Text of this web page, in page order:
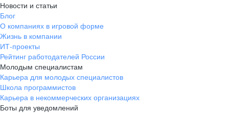
Новости и статьи
Блог
О компаниях в игровой форме
Жизнь в компании
ИТ-проекты
Рейтинг работодателей России
Молодым специалистам
Карьера для молодых специалистов
Школа программистов
Карьера в некоммерческих организациях
Боты для уведомлений